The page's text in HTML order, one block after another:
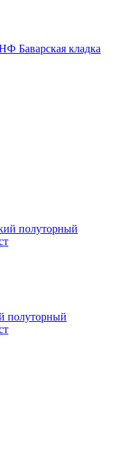
Баварская кладка
полуторный